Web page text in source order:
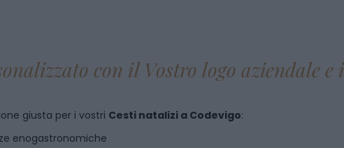
con il Vostro logo aziendale
giusta per i vostri Cesti natalizi a Codevigo:
enogastronomiche